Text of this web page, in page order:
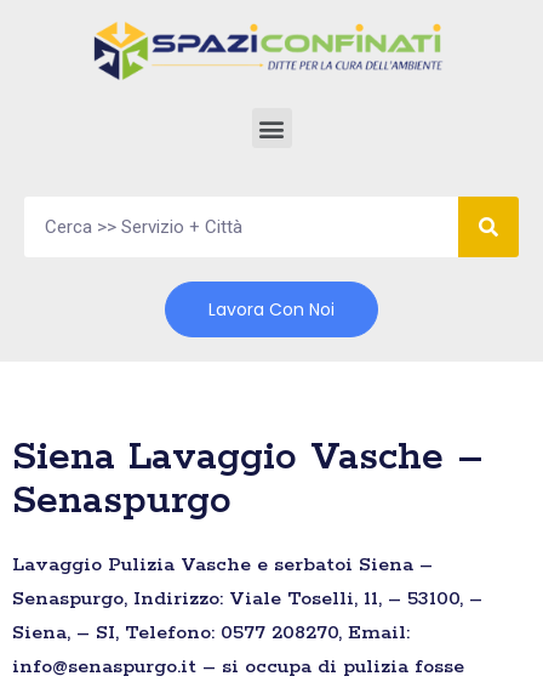
Lavora Con Noi
Siena Lavaggio Vasche –
Senaspurgo
Lavaggio Pulizia Vasche e serbatoi Siena –
Senaspurgo, Indirizzo: Viale Toselli, 11, – 53100, –
Siena, – SI, Telefono: 0577 208270, Email:
info@senaspurgo.it – si occupa di pulizia fosse